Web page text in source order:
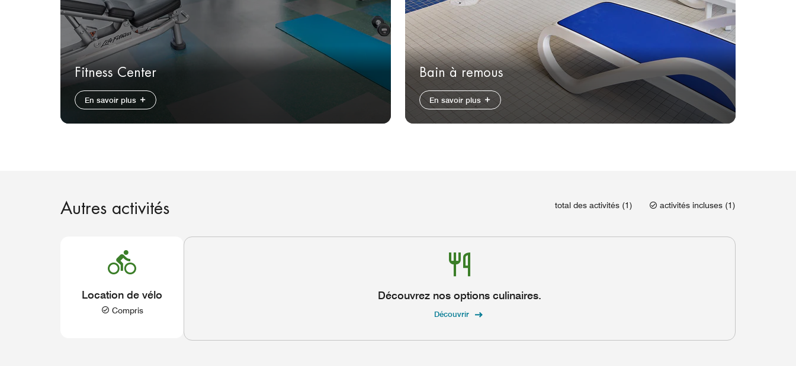
Fitness Center
En savoir plus
Bain à remous
En savoir plus
Autres activités total des activités (1) activités incluses (1)
Location de vélo
Compris
Découvrez nos options culinaires.
Découvrir